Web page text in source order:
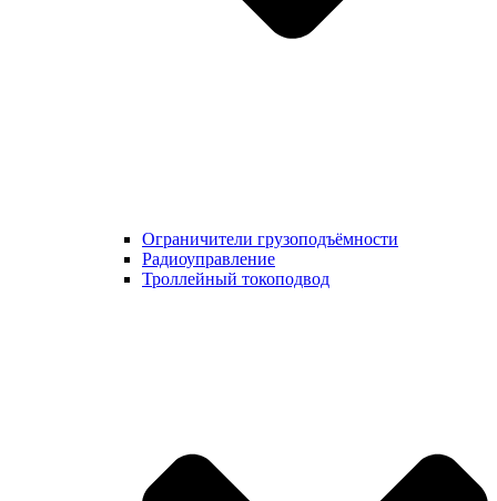
Ограничители грузоподъёмности
Радиоуправление
Троллейный токоподвод